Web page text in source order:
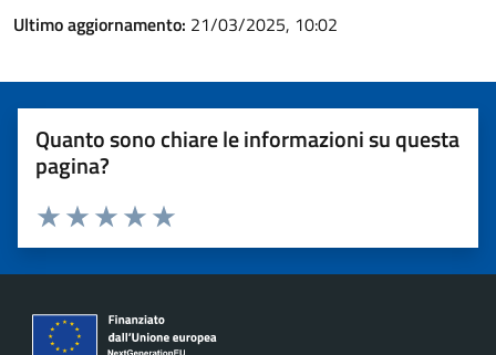
Ultimo aggiornamento: 21/03/2025, 10:02
Quanto sono chiare le informazioni su questa
pagina?
Valuta 5 stelle su 5
Valuta 4 stelle su 5
Valuta 3 stelle su 5
Valuta 2 stelle su 5
Valuta 1 stelle su 5